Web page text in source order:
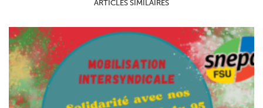
ARTICLES SIMILAIRES